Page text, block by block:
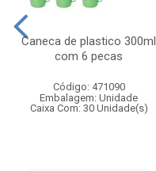
Caneca de plastico 300ml
com 6 pecas
Código: 471090
Embalagem: Unidade
Caixa Com: 30 Unidade(s)